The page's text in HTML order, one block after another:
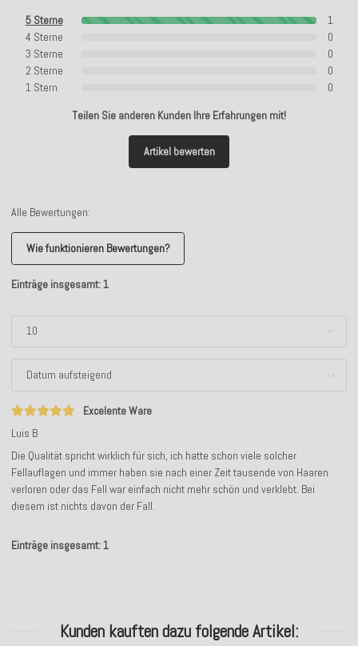
5 Sterne
1
4 Sterne
0
3 Sterne
0
2 Sterne
0
1 Stern
0
Teilen Sie anderen Kunden Ihre Erfahrungen mit!
Artikel bewerten
Alle Bewertungen:
Wie funktionieren Bewertungen?
Einträge insgesamt: 1
Excelente Ware
Luis B
Die Qualität spricht wirklich für sich, ich hatte schon viele solcher
Fellauflagen und immer haben sie nach einer Zeit tausende von Haaren
verloren oder das Fell war einfach nicht mehr schön und verklebt. Bei
diesem ist nichts davon der Fall.
Einträge insgesamt: 1
Kunden kauften dazu folgende Artikel: